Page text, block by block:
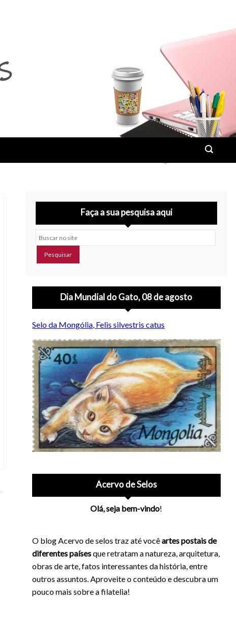
Faça a sua pesquisa aqui
Buscar no site
Dia Mundial do Gato, 08 de agosto
Selo da Mongólia, Felis silvestris catus
Acervo de Selos
Olá, seja bem-vindo!
O blog Acervo de selos traz até vocêartes postais de
diferentes paísesque retratam a natureza, arquitetura,
obras de arte, fatos interessantes da história, entre
outros assuntos. Aproveite o conteúdo e descubra um
pouco mais sobre a filatelia!